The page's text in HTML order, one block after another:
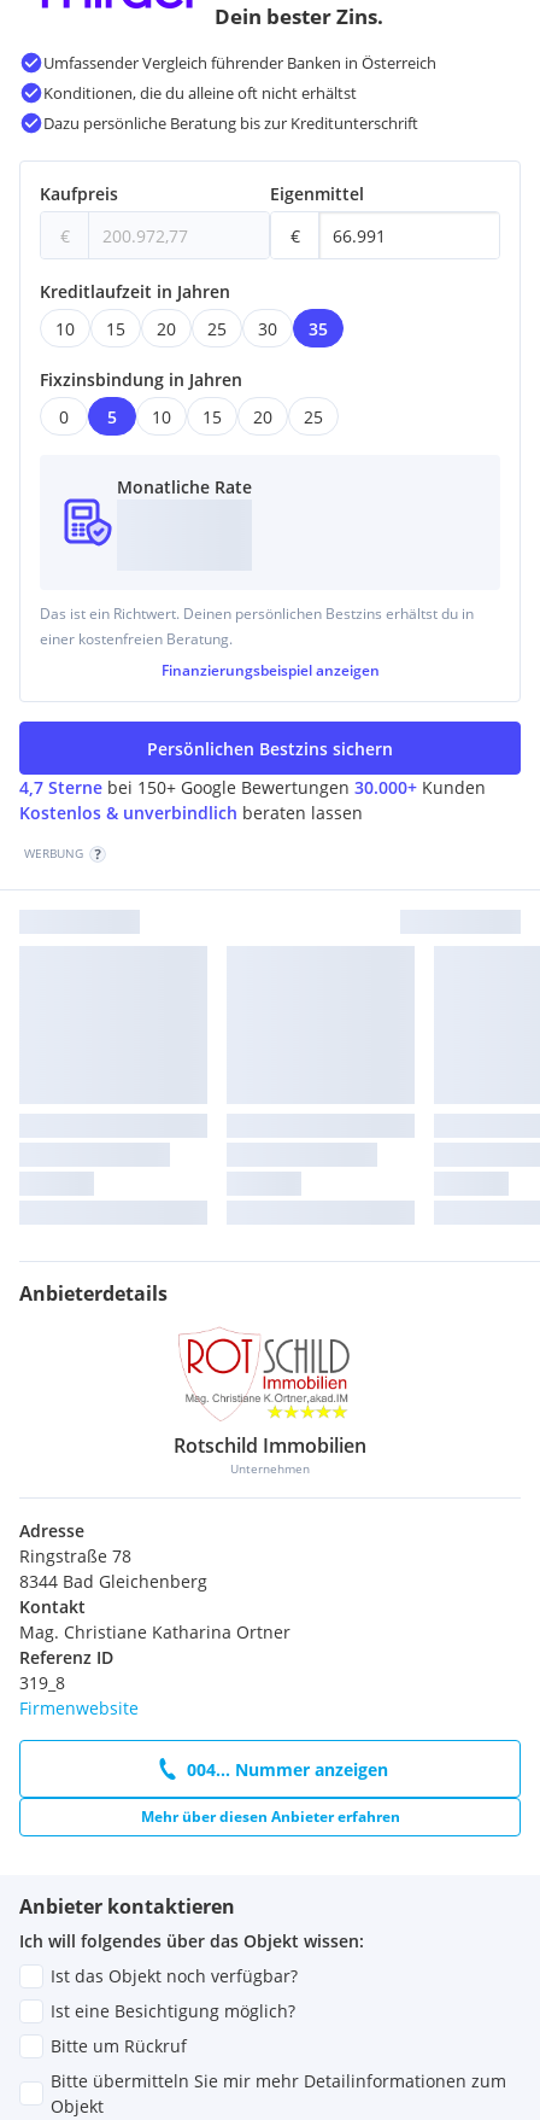
Dein bester Zins.
Umfassender Vergleich führender Banken in Österreich
Konditionen, die du alleine oft nicht erhältst
Dazu persönliche Beratung bis zur Kreditunterschrift
Kaufpreis
€
Eigenmittel
€
Kreditlaufzeit in Jahren
10
15 20 25 30 35
Fixzinsbindung in Jahren
0
5 10 15 20 25
Monatliche Rate
Das ist ein Richtwert. Deinen persönlichen Bestzins erhältst du in
einer kostenfreien Beratung.
Finanzierungsbeispiel anzeigen
4,7 Sterne bei 150+ Google Bewertungen 30.000+ Kunden
Kostenlos & unverbindlich beraten lassen
Persönlichen Bestzins sichern
WERBUNG
Anbieterdetails
Rotschild Immobilien
Unternehmen
Adresse
Ringstraße 78
8344 Bad Gleichenberg
Kontakt
Mag. Christiane Katharina Ortner
Referenz ID
319_8
Firmenwebsite
004... Nummer anzeigen
Mehr über diesen Anbieter erfahren
Anbieter kontaktieren
Ich will folgendes über das Objekt wissen:
Ist das Objekt noch verfügbar?
Ist eine Besichtigung möglich?
Bitte um Rückruf
Bitte übermitteln Sie mir mehr Detailinformationen zum
Objekt